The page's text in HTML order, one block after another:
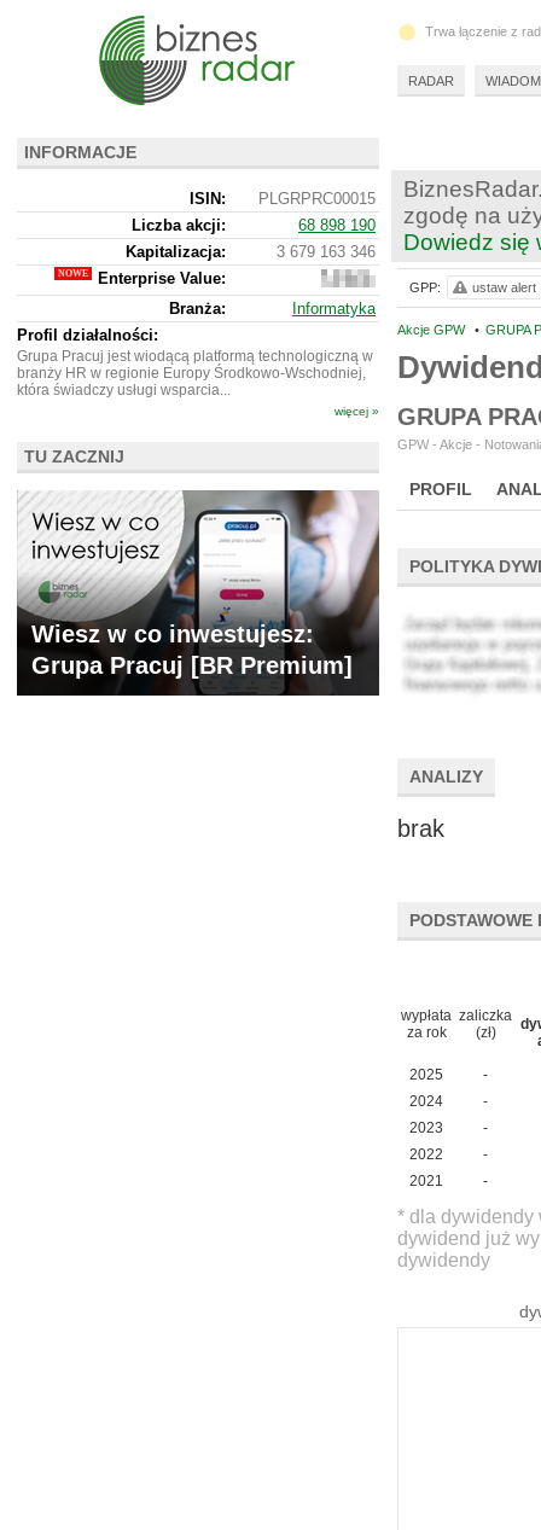
zgodę na
Dowiedz się
Akcje GPW • GRUPA
GRUPA
GPW - Akcje -
PROFIL
POLITYKA
ANALIZY
brak
PODSTAWOWE
wypłata
za rok
zaliczka
(zł)
2025
-
2024
-
2023
-
2022
-
2021
-
* dla dywidendy
dywidend już
dywidendy
GPP: ustaw alert
INFORMACJE
ISIN:
PLGRPRC00015
Liczba akcji:
68 898 190
Kapitalizacja:
3 679 163 346
Enterprise Value:
3
563
058
Branża:
Informatyka
Profil działalności:
Grupa Pracuj jest wiodącą platformą technologiczną w
branży HR w regionie Europy Środkowo-Wschodniej,
która świadczy usługi wsparcia...
więcej »
TU ZACZNIJ
Wiesz w co inwestujesz:
Grupa Pracuj [BR Premium]
Trwa łączenie z
RADAR